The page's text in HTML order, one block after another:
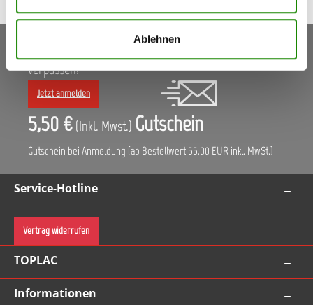
Ablehnen
Keine Aktionen, Angebote & Informationen mehr
verpassen!
Jetzt anmelden
5,50 € (Inkl. Mwst.) Gutschein
Gutschein bei Anmeldung (ab Bestellwert 55,00 EUR inkl. MwSt.)
Service-Hotline
Vertrag widerrufen
TOPLAC
Informationen